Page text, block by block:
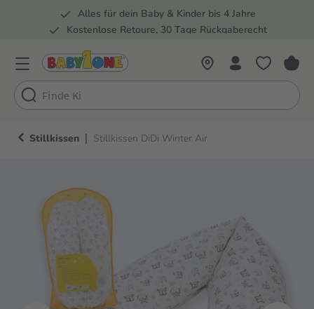
Zur Hauptnavigation springen
Alles für dein Baby & Kinder bis 4 Jahre
Kostenlose Retoure, 30 Tage Rückgaberecht
Stillkissen | Stillkissen DiDi Winter Air